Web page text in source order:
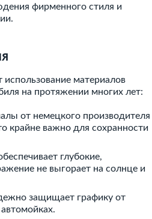
фирменного стиля и
использование материалов
на протяжении многих лет:
от немецкого производителя
крайне важно для сохранности
глубокие,
не выгорает на солнце и
защищает графику от